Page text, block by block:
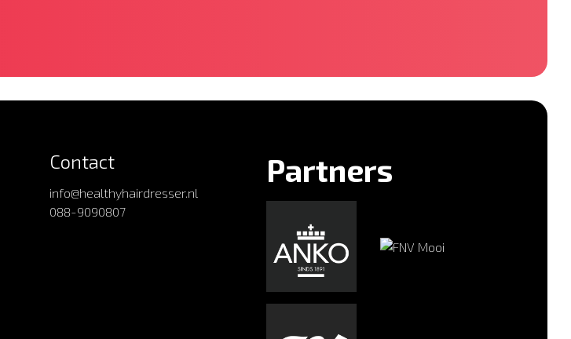
Contact
info@healthyhairdresser.nl
088-9090807
Partners